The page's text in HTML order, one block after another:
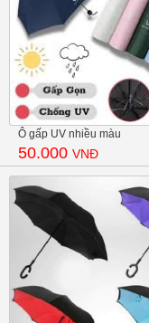
Ô gấp UV nhiều màu
50.000 VNĐ